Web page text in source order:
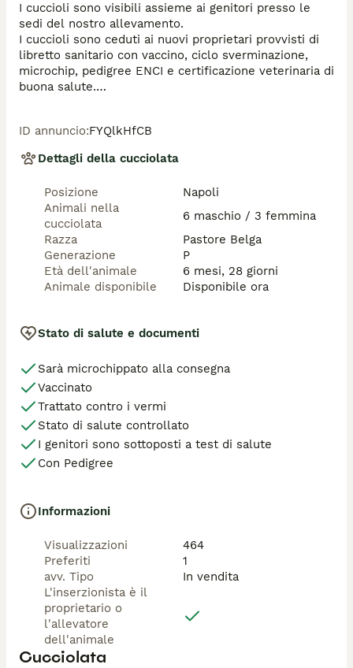
I cuccioli sono visibili assieme ai genitori presso le
sedi del nostro allevamento.
I cuccioli sono ceduti ai nuovi proprietari provvisti di
libretto sanitario con vaccino, ciclo sverminazione,
microchip, pedigree ENCI e certificazione veterinaria di
buona salute.
Per maggiori informazioni contattate telefonicamente
il 3931177788 oppure tramite WhatsApp.
ID annuncio:FYQlkHfCB
Dettagli della cucciolata
Posizione
Napoli
Animali nella
cucciolata
6 maschio / 3 femmina
Razza
Pastore Belga
Generazione
P
Età dell'animale
6 mesi, 28 giorni
Animale disponibile
Disponibile ora
Stato di salute e documenti
Sarà microchippato alla consegna
Vaccinato
Trattato contro i vermi
Stato di salute controllato
I genitori sono sottoposti a test di salute
Con Pedigree
Informazioni
Visualizzazioni
464
Preferiti
1
avv. Tipo
In vendita
L'inserzionista è il
proprietario o
l'allevatore
dell'animale
Cucciolata